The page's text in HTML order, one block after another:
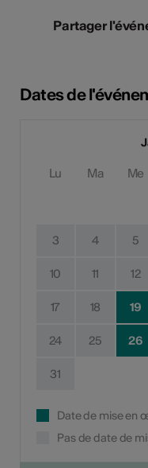
Partager
Dates de
Lu Ma Me
3 4 5
10 11 12
17 18 19
24 25 26
31
Date de mise en
Pas de date de